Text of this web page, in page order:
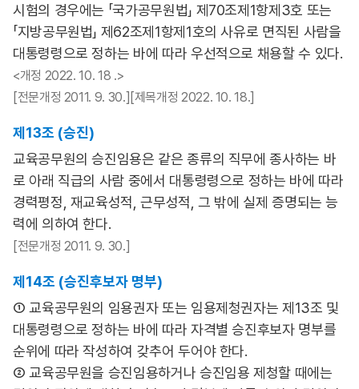
시험의 경우에는 「국가공무원법」 제70조제1항제3호 또는
「지방공무원법」 제62조제1항제1호의 사유로 면직된 사람을
대통령령으로 정하는 바에 따라 우선적으로 채용할 수 있다.
<개정 2022. 10. 18 .>
[전문개정 2011. 9. 30.][제목개정 2022. 10. 18.]
제13조 (승진)
교육공무원의 승진임용은 같은 종류의 직무에 종사하는 바
로 아래 직급의 사람 중에서 대통령령으로 정하는 바에 따라
경력평정, 재교육성적, 근무성적, 그 밖에 실제 증명되는 능
력에 의하여 한다.
[전문개정 2011. 9. 30.]
제14조 (승진후보자 명부)
① 교육공무원의 임용권자 또는 임용제청권자는 제13조 및
대통령령으로 정하는 바에 따라 자격별 승진후보자 명부를
순위에 따라 작성하여 갖추어 두어야 한다.
② 교육공무원을 승진임용하거나 승진임용 제청할 때에는